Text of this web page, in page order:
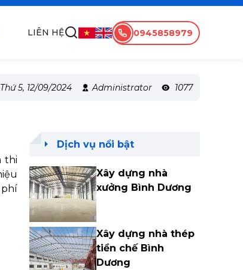
LIÊN HỆ 0945858979
Thứ 5, 12/09/2024 Administrator 1077
thi
Dịch vụ nổi bật
Xây dựng nhà
xưởng Bình Dương
Xây dựng nhà thép
tiền chế Bình
Dương